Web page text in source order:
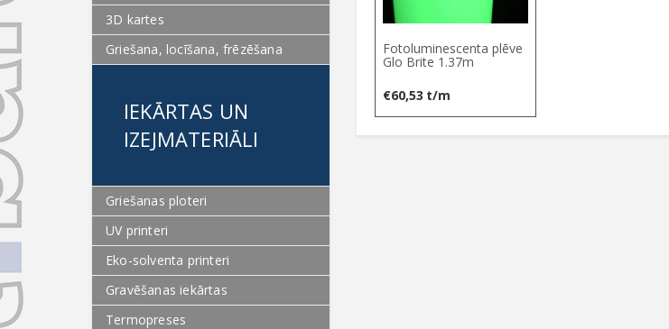
3D kartes
Griešana, locīšana, frēzēšana
IEKĀRTAS UN
IZEJMATERIĀLI
Griešanas ploteri
UV printeri
Eko-solventa printeri
Gravēšanas iekārtas
Termopreses
Fotoluminescenta plēve
Glo Brite 1.37m
€60,53 t/m